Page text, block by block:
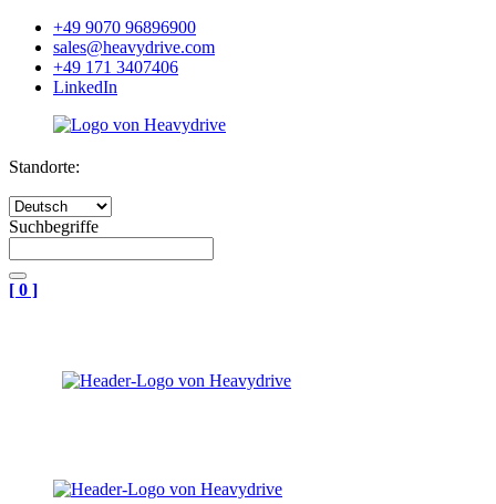
+49 9070 96896900
sales@heavydrive.com
+49 171 3407406
LinkedIn
Standorte:
Suchbegriffe
[ 0 ]